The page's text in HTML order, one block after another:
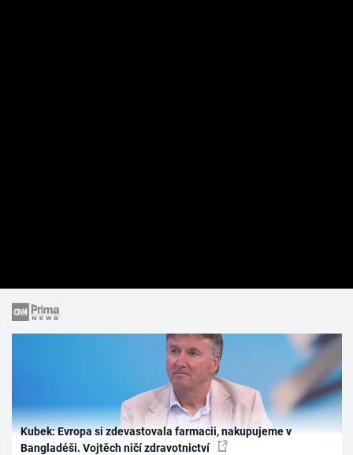
Kubek: Evropa si zdevastovala farmacii, nakupujeme v
Bangladéši. Vojtěch ničí zdravotnictví